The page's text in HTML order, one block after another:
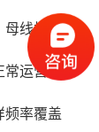
母线排的发
常运营。专
频率覆盖